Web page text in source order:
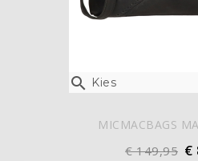
 Kies
MICMACBAGS
€ 149,95 €